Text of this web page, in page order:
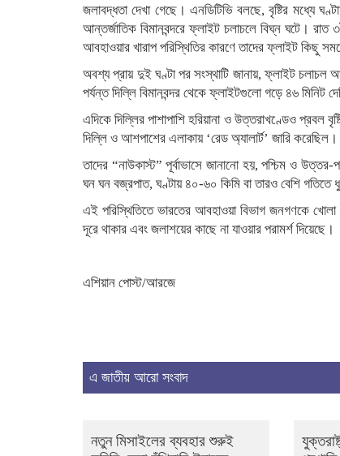
জলাবদ্ধতা দেখা গেছে। এনডিটিভি বলছে, বৃষ্টির মধ্যে
আন্তর্জাতিক বিমানবন্দরে ফ্লাইট চলাচলে বিঘ্ন ঘটে। রাত
আবহাওয়ার খারাপ পরিস্থিতির কারণে তাদের ফ্লাইট কিছু
অবশ্য প্রায় দুই ঘণ্টা পর সংস্থাটি জানায়, ফ্লাইট চলাচল
পর্যন্ত দিল্লি বিমানবন্দর থেকে ফ্লাইটগুলো গড়ে ৪৬ মিনিট
এদিকে দিল্লির পাশাপাশি হরিয়ানা ও উত্তরাখণ্ডেও
দিল্লি ও আশপাশের এলাকায় ‘রেড অ্যালার্ট’ জারি করেছিল।
তাদের “নাউকাস্ট” পূর্বাভাসে জানানো হয়, পশ্চিম ও
ঘন ঘন বজ্রপাত, ঘণ্টায় ৪০-৬০ কিমি বা তারও বেশি গতিতে
এই পরিস্থিতিতে ভারতের আবহাওয়া বিভাগ জনগণকে খোলা
দূরে থাকার এবং জলাশয়ের কাছে না যাওয়ার পরামর্শ দিয়েছে।
এশিয়ান পোস্ট/আরজে
এ জাতীয় আরো সংবাদ
নতুন মিসাইলের ব্যবহার শুরুই